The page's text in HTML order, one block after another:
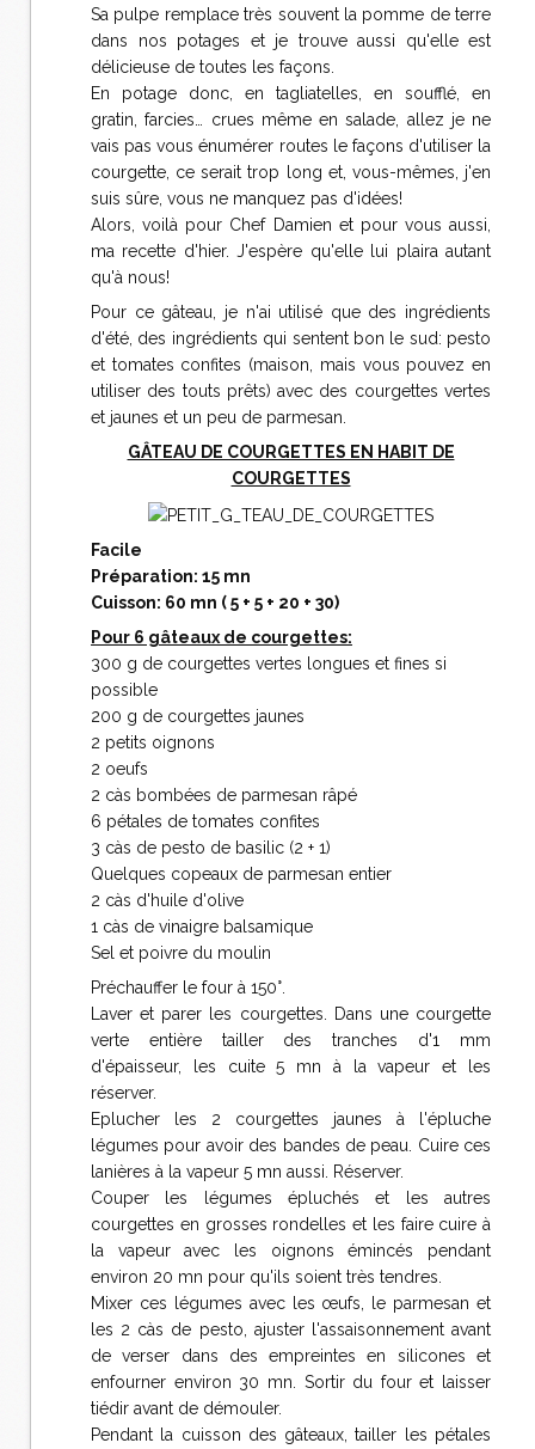
Sa pulpe remplace très souvent la pomme de terre
dans nos potages et je trouve aussi qu'elle est
délicieuse de toutes les façons.
En potage donc, en tagliatelles, en soufflé, en
gratin, farcies… crues même en salade, allez je ne
vais pas vous énumérer routes le façons d'utiliser la
courgette, ce serait trop long et, vous-mêmes, j'en
suis sûre, vous ne manquez pas d'idées!
Alors, voilà pour Chef Damien et pour vous aussi,
ma recette d'hier. J'espère qu'elle lui plaira autant
qu'à nous!
Pour ce gâteau, je n'ai utilisé que des ingrédients
d'été, des ingrédients qui sentent bon le sud: pesto
et tomates confites (maison, mais vous pouvez en
utiliser des touts prêts) avec des courgettes vertes
et jaunes et un peu de parmesan.
GÂTEAU DE COURGETTES EN HABIT DE
COURGETTES
Facile
Préparation: 15 mn
Cuisson: 60 mn ( 5 + 5 + 20 + 30)
Pour 6 gâteaux de courgettes:
300 g de courgettes vertes longues et fines si
possible
200 g de courgettes jaunes
2 petits oignons
2 oeufs
2 càs bombées de parmesan râpé
6 pétales de tomates confites
3 càs de pesto de basilic (2 + 1)
Quelques copeaux de parmesan entier
2 càs d'huile d'olive
1 càs de vinaigre balsamique
Sel et poivre du moulin
Préchauffer le four à 150°.
Laver et parer les courgettes. Dans une courgette
verte entière tailler des tranches d'1 mm
d'épaisseur, les cuite 5 mn à la vapeur et les
réserver.
Eplucher les 2 courgettes jaunes à l'épluche
légumes pour avoir des bandes de peau. Cuire ces
lanières à la vapeur 5 mn aussi. Réserver.
Couper les légumes épluchés et les autres
courgettes en grosses rondelles et les faire cuire à
la vapeur avec les oignons émincés pendant
environ 20 mn pour qu'ils soient très tendres.
Mixer ces légumes avec les œufs, le parmesan et
les 2 càs de pesto, ajuster l'assaisonnement avant
de verser dans des empreintes en silicones et
enfourner environ 30 mn. Sortir du four et laisser
tiédir avant de démouler.
Pendant la cuisson des gâteaux, tailler les pétales